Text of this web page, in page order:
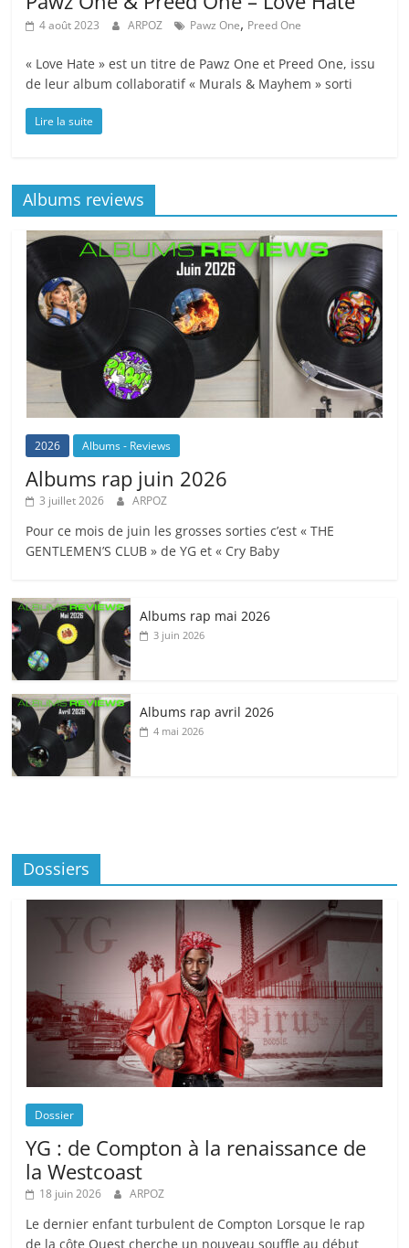
4 août 2023 ARPOZ Pawz One, Preed One
« Love Hate » est un titre de Pawz One et Preed One, issu
de leur album collaboratif « Murals & Mayhem » sorti
Lire la suite
Albums reviews
2026 Albums - Reviews
Albums rap juin 2026
3 juillet 2026 ARPOZ
Pour ce mois de juin les grosses sorties c’est « THE
GENTLEMEN’S CLUB » de YG et « Cry Baby
Albums rap mai 2026
3 juin 2026
Albums rap avril 2026
4 mai 2026
Dossiers
Dossier
YG : de Compton à la renaissance de
la Westcoast
18 juin 2026 ARPOZ
Le dernier enfant turbulent de Compton Lorsque le rap
de la côte Ouest cherche un nouveau souffle au début